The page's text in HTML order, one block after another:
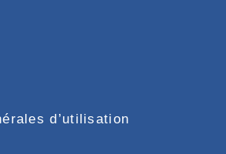
d’utilisation